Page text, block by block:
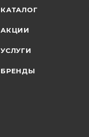
КАТАЛОГ
АКЦИИ
УСЛУГИ
БРЕНДЫ